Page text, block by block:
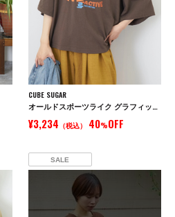
CUBE SUGAR
オールドスポーツライク グラフィックロゴ ワイド Tシャツ
¥3,234 （税込） 40%OFF
SALE